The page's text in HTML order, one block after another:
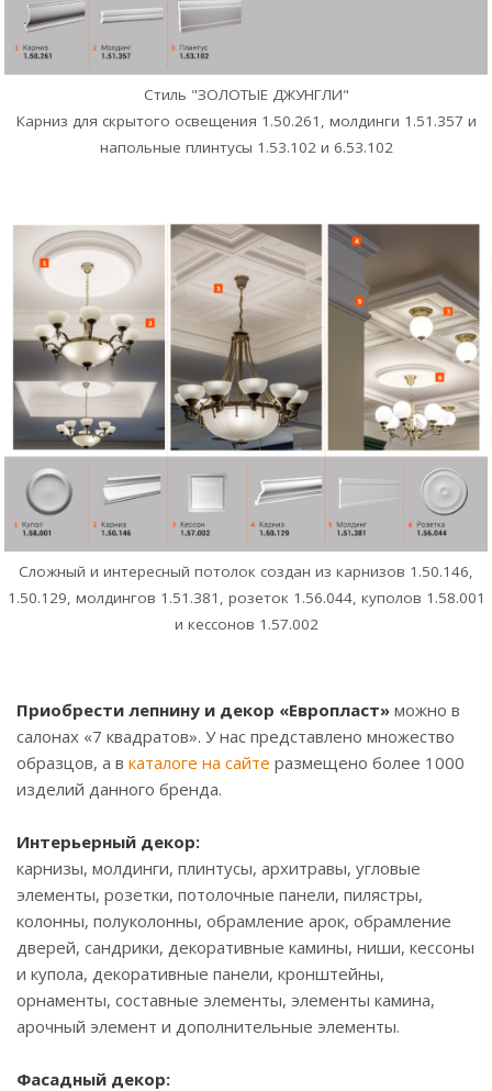
Стиль "ЗОЛОТЫЕ ДЖУНГЛИ"
Карниз для скрытого освещения 1.50.261, молдинги 1.51.357 и
напольные плинтусы 1.53.102 и 6.53.102
Сложный и интересный потолок создан из карнизов 1.50.146,
1.50.129, молдингов 1.51.381, розеток 1.56.044, куполов 1.58.001
и кессонов 1.57.002
Приобрести лепнину и декор «Европласт» можно в
салонах «7 квадратов». У нас представлено множество
образцов, а в каталоге на сайте размещено более 1000
изделий данного бренда.
Интерьерный декор:
карнизы, молдинги, плинтусы, архитравы, угловые
элементы, розетки, потолочные панели, пилястры,
колонны, полуколонны, обрамление арок, обрамление
дверей, сандрики, декоративные камины, ниши, кессоны
и купола, декоративные панели, кронштейны,
орнаменты, составные элементы, элементы камина,
арочный элемент и дополнительные элементы.
Фасадный декор: